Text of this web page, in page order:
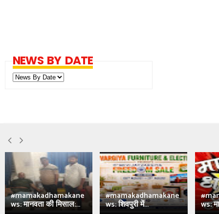
NEWS BY DATE
#mamakadhamakane
ws: मानवता की मिसाल:...
#mamakadhamakane
ws: शिवपुरी में... ws: